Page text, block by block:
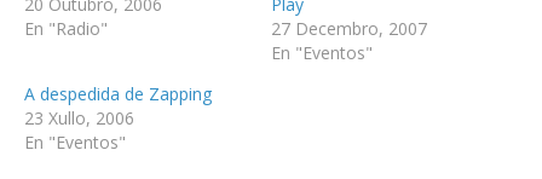
En "Radio"
27 Decembro, 2007
En "Eventos"
A despedida de Zapping
23 Xullo, 2006
En "Eventos"